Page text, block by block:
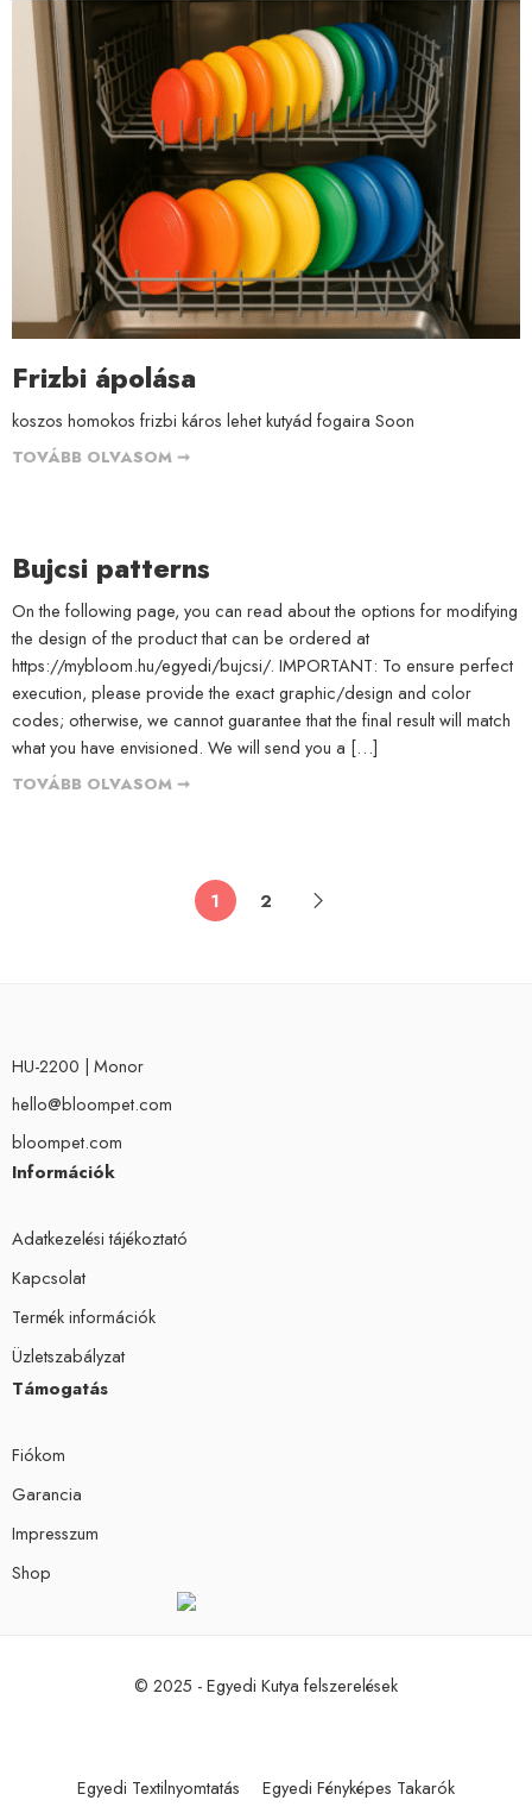
Frizbi ápolása
koszos homokos frizbi káros lehet kutyád fogaira Soon
TOVÁBB OLVASOM ➞
Bujcsi patterns
On the following page, you can read about the options for modifying
the design of the product that can be ordered at
https://mybloom.hu/egyedi/bujcsi/. IMPORTANT: To ensure perfect
execution, please provide the exact graphic/design and color
codes; otherwise, we cannot guarantee that the final result will match
what you have envisioned. We will send you a […]
TOVÁBB OLVASOM ➞
1 2
HU-2200 | Monor
hello@bloompet.com
bloompet.com
Információk
Adatkezelési tájékoztató
Kapcsolat
Termék információk
Üzletszabályzat
Támogatás
Fiókom
Garancia
Impresszum
Shop
© 2025 - Egyedi Kutya felszerelések
Egyedi Textilnyomtatás Egyedi Fényképes Takarók